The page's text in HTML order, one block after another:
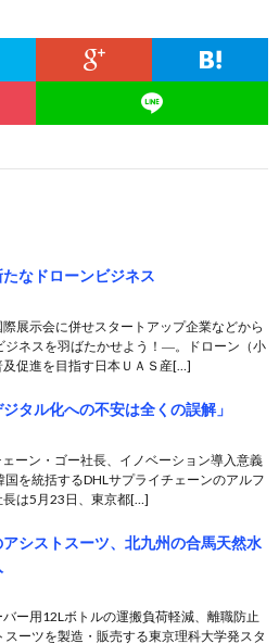
なドローンビジネス
際展示会に併せスタートアップ企業などから
ネスを羽ばたかせよう！―。ドローン（小
促進を目指す日本ＵＡＳ産[…]
ジタル化への不安は全くの誤解」
ーン・ゴー社長、イノベーション導入意義
国を統括するDHLサプライチェーンのアルフ
長は5月23日、東京都[…]
シストスーツ、北九州の合馬天然水
ー用12Lボトルの運搬負荷軽減、離職防止
スーツを製造・販売する東京理科大学発スタ